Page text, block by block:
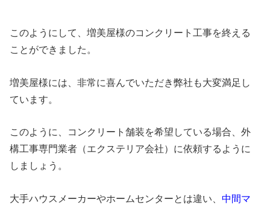
このようにして、増美屋様のコンクリート工事を終える
ことができました。
増美屋様には、非常に喜んでいただき弊社も大変満足し
ています。
このように、コンクリート舗装を希望している場合、外
構工事専門業者（エクステリア会社）に依頼するように
しましょう。
大手ハウスメーカーやホームセンターとは違い、中間マ